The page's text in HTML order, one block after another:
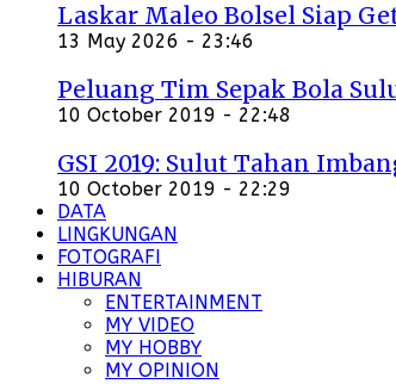
Laskar Maleo Bolsel Siap
13 May 2026 - 23:46
Peluang Tim Sepak Bola
10 October 2019 - 22:48
GSI 2019: Sulut Tahan
10 October 2019 - 22:29
DATA
LINGKUNGAN
FOTOGRAFI
HIBURAN
ENTERTAINMENT
MY VIDEO
MY HOBBY
MY OPINION